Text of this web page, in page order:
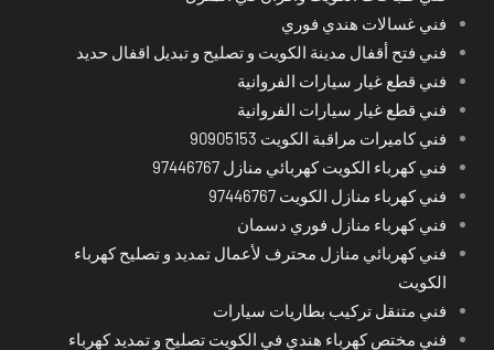
فني غسالات هندي فوري
فني فتح أقفال مدينة الكويت و تصليح و تبديل اقفال حديد
فني قطع غيار سيارات الفروانية
فني قطع غيار سيارات الفروانية
فني كاميرات مراقبة الكويت 90905153
فني كهرباء الكويت كهربائي منازل 97446767
فني كهرباء منازل الكويت 97446767
فني كهرباء منازل فوري دسمان
فني كهربائي منازل محترف لأعمال تمديد و تصليح كهرباء
الكويت
فني متنقل تركيب بطاريات سيارات
فني مختص كهرباء هندي في الكويت تصليح و تمديد كهرباء